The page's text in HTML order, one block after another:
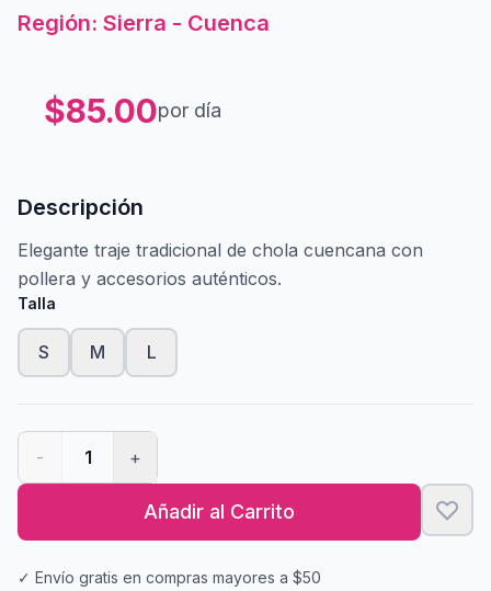
Región: Sierra - Cuenca
$85.00por día
Descripción
Elegante traje tradicional de chola cuencana con
pollera y accesorios auténticos.
Talla
S M L
- 1 +
Añadir al Carrito
✓ Envío gratis en compras mayores a $50